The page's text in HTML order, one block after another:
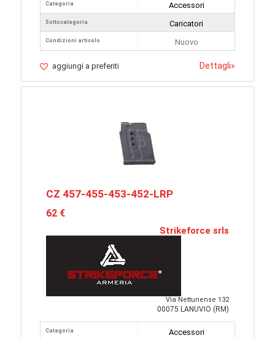
Categoria
Sottocategoria
Condizioni articolo
Accessori
Caricatori
Nuovo
aggiungi a preferiti Dettagli»
CZ 457-455-453-452-LRP
62 €
Strikeforce srls
Via Nettunense 132
00075 LANUVIO (RM)
Categoria
Accessori